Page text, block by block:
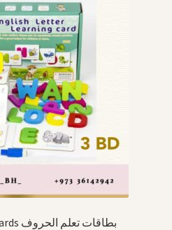
Letter Learning Cards بطاقات تعلم الحروف